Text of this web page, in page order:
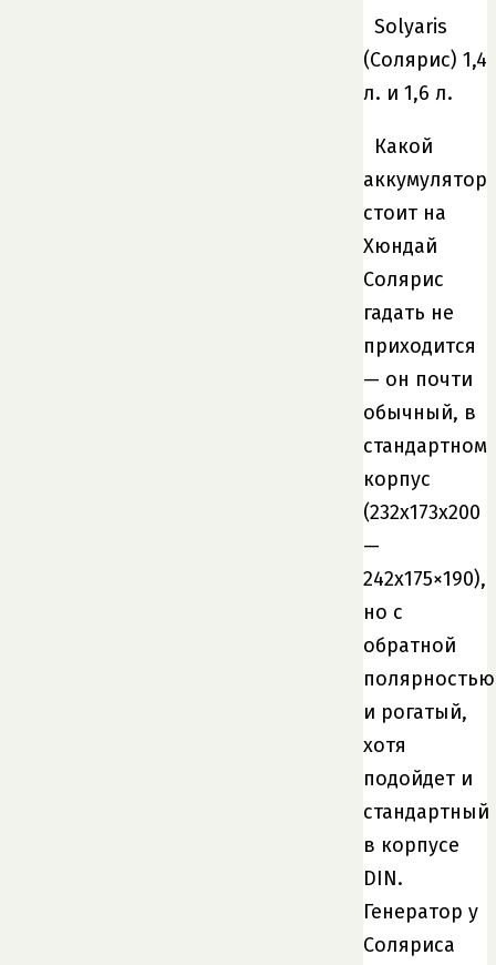
Solyaris
(Солярис) 1,4
л. и 1,6 л.
Какой
аккумулятор
стоит на
Хюндай
Солярис
гадать не
приходится
— он почти
обычный, в
стандартном
корпус
(232x173x200
—
242х175×190),
но с
обратной
полярностью
и рогатый,
хотя
подойдет и
стандартный
в корпусе
DIN.
Генератор у
Соляриса